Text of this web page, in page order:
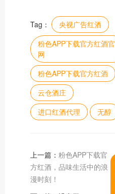
Tag：
央视广告红酒
粉色APP下载官方红酒官
网
粉色APP下载官方红酒
云仓酒庄
进口红酒代理
无醇
上一篇： 粉色APP下载官
方红酒，品味生活中的浪
漫时刻！